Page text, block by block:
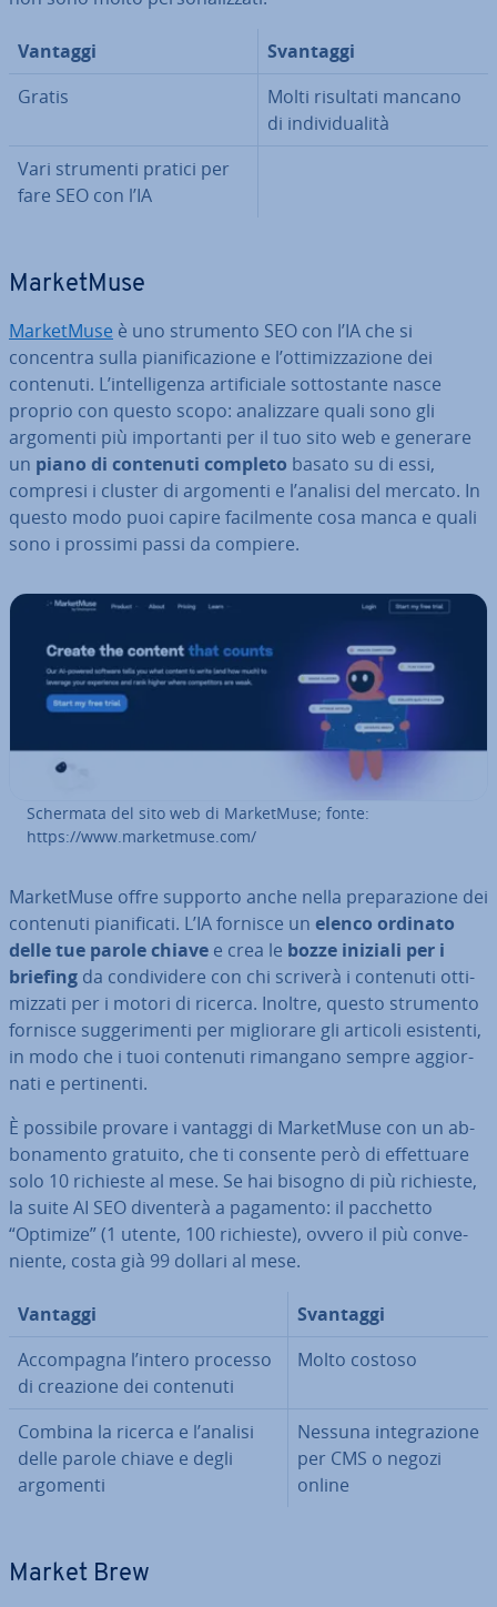
Vantaggi
Svantaggi
Gratis
Molti risultati mancano
di in­di­vi­dua­li­tà
Vari strumenti pratici per
fare SEO con l’IA
Mar­ket­Mu­se
Mar­ket­Mu­se è uno strumento SEO con l’IA che si
concentra sulla pia­ni­fi­ca­zio­ne e l’ot­ti­miz­za­zio­ne dei
contenuti. L’in­tel­li­gen­za ar­ti­fi­cia­le sot­to­stan­te nasce
proprio con questo scopo: ana­liz­za­re quali sono gli
argomenti più im­por­tan­ti per il tuo sito web e generare
un piano di contenuti completo basato su di essi,
compresi i cluster di argomenti e l’analisi del mercato. In
questo modo puoi capire fa­cil­men­te cosa manca e quali
sono i prossimi passi da compiere.
Schermata del sito web di Mar­ket­Mu­se; fonte:
https://www.mar­ket­mu­se.com/
Mar­ket­Mu­se offre supporto anche nella pre­pa­ra­zio­ne dei
contenuti pia­ni­fi­ca­ti. L’IA fornisce un elenco ordinato
delle tue parole chiave e crea le bozze iniziali per i
briefing da con­di­vi­de­re con chi scriverà i contenuti ot­ti­
miz­za­ti per i motori di ricerca. Inoltre, questo strumento
fornisce sug­ge­ri­men­ti per mi­glio­ra­re gli articoli esistenti,
in modo che i tuoi contenuti rimangano sempre ag­gior­
na­ti e per­ti­nen­ti.
È possibile provare i vantaggi di Mar­ket­Mu­se con un ab­
bo­na­men­to gratuito, che ti consente però di ef­fet­tua­re
solo 10 richieste al mese. Se hai bisogno di più richieste,
la suite AI SEO diventerà a pagamento: il pacchetto
“Optimize” (1 utente, 100 richieste), ovvero il più con­ve­
nien­te, costa già 99 dollari al mese.
Vantaggi
Svantaggi
Ac­com­pa­gna l’intero processo
di creazione dei contenuti
Molto costoso
Combina la ricerca e l’analisi
delle parole chiave e degli
argomenti
Nessuna in­te­gra­zio­ne
per CMS o negozi
online
Market Brew